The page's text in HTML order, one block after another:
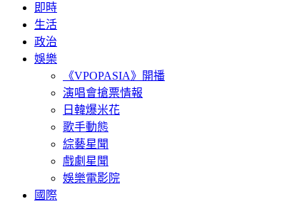
即時
生活
政治
娛樂
《VPOPASIA》開播
演唱會搶票情報
日韓爆米花
歌手動態
綜藝星聞
戲劇星聞
娛樂電影院
國際